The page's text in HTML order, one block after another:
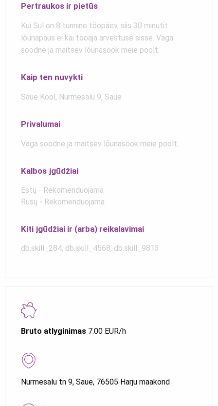
Bruto atlyginimas 7.00 EUR/h
Nurmesalu tn 9, Saue, 76505 Harju maakond
Pertraukos ir pietūs
Kui Sul on 8 tunnine tööpäev, siis 30 minutit
lõunapaus ei käi tööaja arvestuse sisse. Väga
soodne ja maitsev lõunasöök meie poolt.
Kaip ten nuvykti
Saue Kool, Nurmesalu 9, Saue
Privalumai
Väga soodne ja maitsev lõunasöök meie poolt.
Kalbos įgūdžiai
Estų - Rekomenduojama
Rusų - Rekomenduojama
Kiti įgūdžiai ir (arba) reikalavimai
db.skill_284, db.skill_4568, db.skill_9813